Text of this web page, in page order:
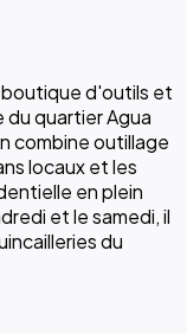
boutique d'outils et
quartier Agua
combine outillage
locaux et les
en plein
et le samedi, il
du